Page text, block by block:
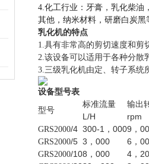
4.化工行业：牙膏，乳化柴油
其他，纳米材料，研磨白炭黑
乳化机的特点
1.具有非常高的剪切速度和剪
2.该设备可以适用于各种分散
3.三级乳化机由定、转子系统
设备型号表
型号
标准流量
L/H
输出
rpm
GRS2000/4 300-1 ，0009 ，
GRS2000/5 3 ，000 6 ，
GRS2000/108 ，000 4 ，